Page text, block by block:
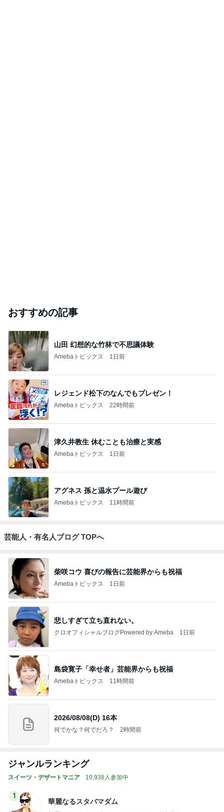
おすすめの記事
山田 幻想的な竹林で不思議体験
Amebaトピックス 1日前
レジェンド松下のなんでもプレゼン！
Amebaトピックス 22時間前
津久井教生 休むことも治療と実感
Amebaトピックス 1日前
アグネス 孫と温水プール遊び
Amebaトピックス 11時間前
芸能人・有名人ブログ TOPへ
柴咲コウ 喜びの報告に芸能界からも祝福
Amebaトピックス 1日前
悲しすぎて立ち直れない。
クロオフィシャルブログPowered by Ameba 1日前
島袋寛子「幸せ者」芸能界からも祝福
Amebaトピックス 11時間前
2026/08/08(D) 16本
何でかな？何でだろ？ 2時間前
ジャンルランキング
スイーツ・デザートマニア 10,938人参加中
1
華麗なるスタバマダム